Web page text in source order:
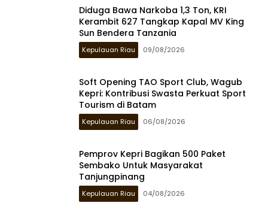
Diduga Bawa Narkoba 1,3 Ton, KRI
Kerambit 627 Tangkap Kapal MV King
Sun Bendera Tanzania
Kepulauan Riau 09/08/2026
Soft Opening TAO Sport Club, Wagub
Kepri: Kontribusi Swasta Perkuat Sport
Tourism di Batam
Kepulauan Riau 06/08/2026
Pemprov Kepri Bagikan 500 Paket
Sembako Untuk Masyarakat
Tanjungpinang
Kepulauan Riau 04/08/2026